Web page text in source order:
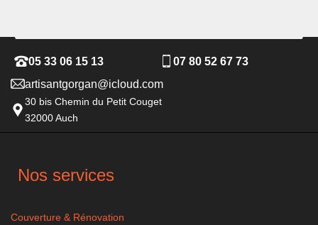
05 33 06 15 13
07 80 52 67 73
artisantgorgan@icloud.com
30 bis Chemin du Petit Couget
32000 Auch
Nos services
Couverture & Rénovation